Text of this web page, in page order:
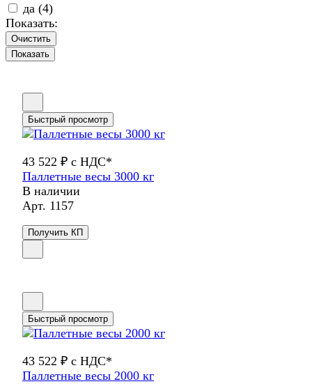
да (4)
Показать:
Очистить
Быстрый просмотр
43 522 ₽ с НДС*
Паллетные весы 3000 кг
В наличии
Арт. 1157
Получить КП
Быстрый просмотр
43 522 ₽ с НДС*
Паллетные весы 2000 кг